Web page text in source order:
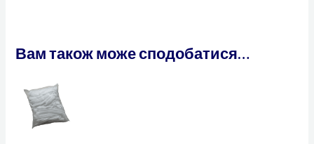
Вам також може сподобатися…